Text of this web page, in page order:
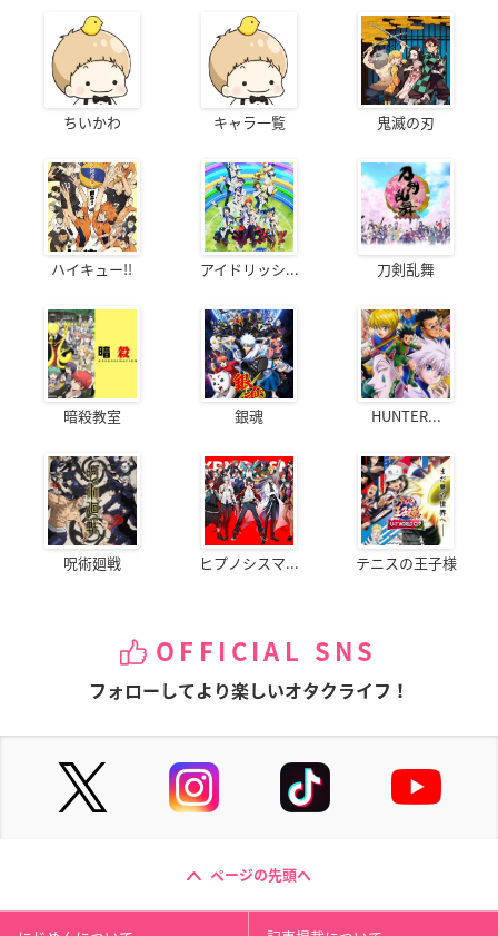
ちいかわ キャラ一覧 鬼滅の刃
ハイキュー!! アイドリッシ... 刀剣乱舞
暗殺教室 銀魂 HUNTER...
呪術廻戦 ヒプノシスマ... テニスの王子様
OFFICIAL SNS
フォローしてより楽しいオタクライフ！
ページの先頭へ